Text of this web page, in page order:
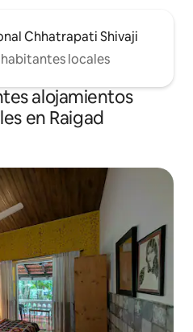
Chhatrapati Shivaji
locales
alojamientos
en Raigad